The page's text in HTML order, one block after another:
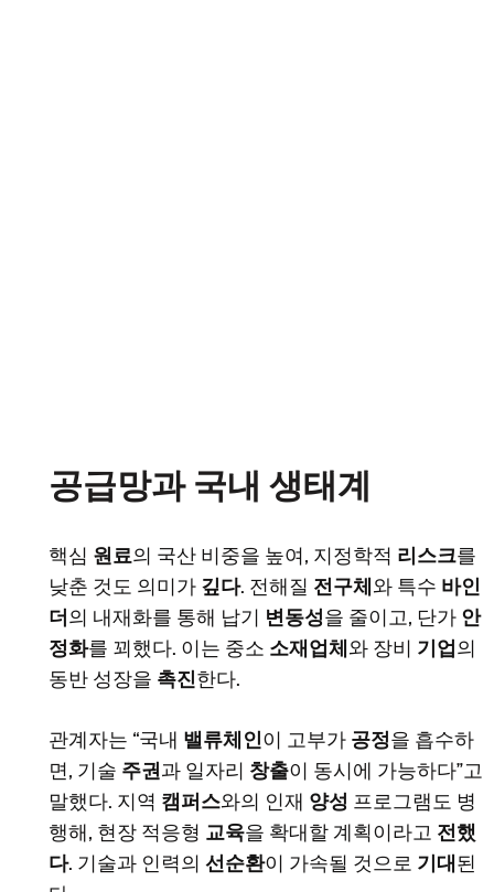
공급망과 국내 생태계
핵심 원료의 국산 비중을 높여, 지정학적 리스크를
낮춘 것도 의미가 깊다. 전해질 전구체 와 특수 바인
더 의 내재화를 통해 납기 변동성을 줄이고, 단가 안
정화를 꾀했다. 이는 중소 소재업체 와 장비 기업 의
동반 성장을 촉진한다.
관계자는 “국내 밸류체인이 고부가 공정을 흡수하
면, 기술 주권과 일자리 창출이 동시에 가능하다”고
말했다. 지역 캠퍼스와의 인재 양성 프로그램도 병
행해, 현장 적응형 교육을 확대할 계획이라고 전했
다. 기술과 인력의 선순환이 가속될 것으로 기대 된